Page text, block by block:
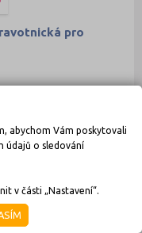
pro
abychom Vám poskytovali
údajů o sledování
v části „Nastavení“.